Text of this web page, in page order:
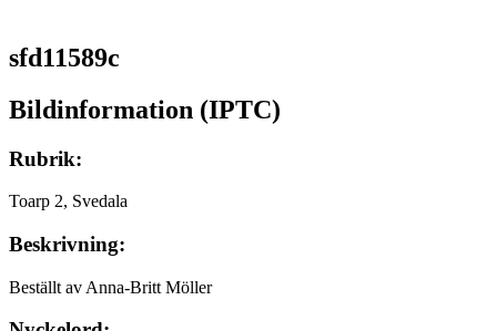
sfd11589c
Bildinformation (IPTC)
Rubrik:
Toarp 2, Svedala
Beskrivning:
Beställt av Anna-Britt Möller